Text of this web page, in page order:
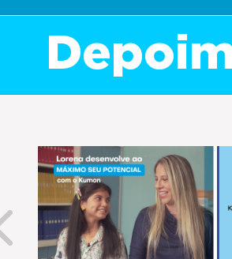
Previous